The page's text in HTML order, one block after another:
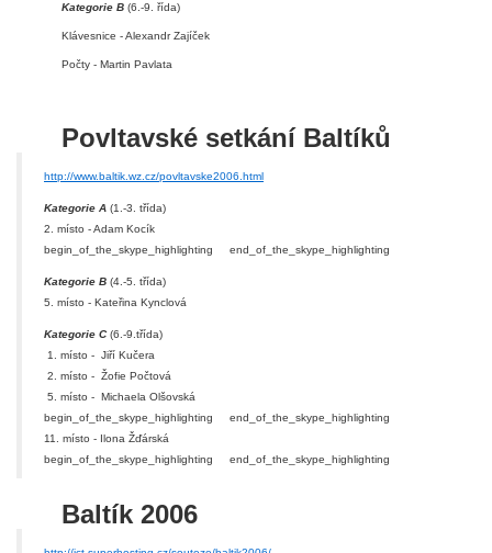
Kategorie B (6.-9. řída)
Klávesnice - Alexandr Zajíček
Počty - Martin Pavlata
Povltavské setkání Baltíků
http://www.baltik.wz.cz/povltavske2006.html
Kategorie A (1.-3. třída)
2. místo - Adam Kocík
begin_of_the_skype_highlighting
end_of_the_skype_highlighting
Kategorie B (4.-5. třída)
5. místo - Kateřina Kynclová
Kategorie C (6.-9.třída)
1. místo - Jiří Kučera
2. místo - Žofie Počtová
5. místo - Michaela Olšovská
begin_of_the_skype_highlighting
end_of_the_skype_highlighting
11. místo - Ilona Žďárská
begin_of_the_skype_highlighting
end_of_the_skype_highlighting
Baltík 2006